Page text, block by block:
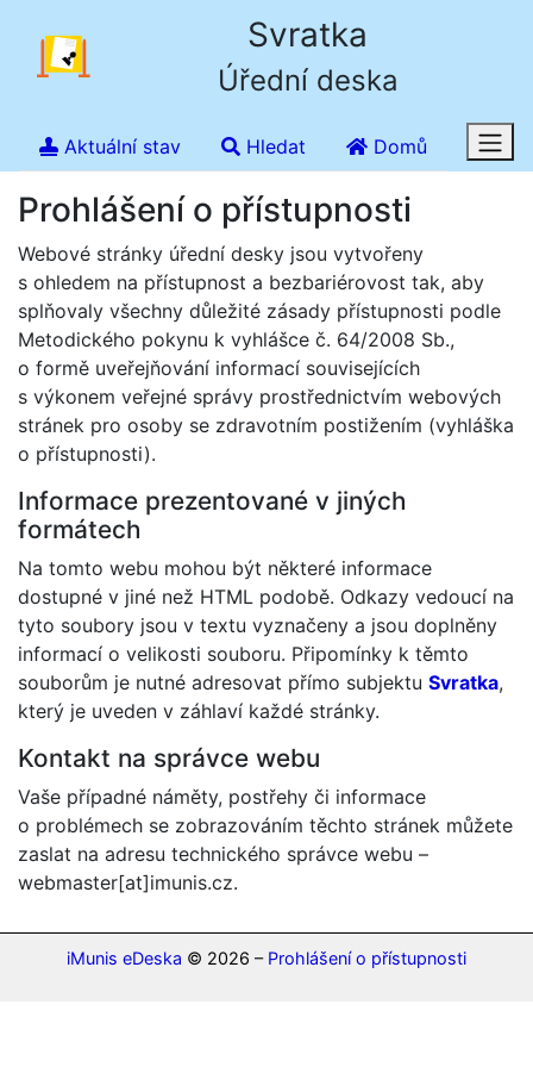
Svratka
Úřední deska
Aktuální stav Hledat Domů
Prohlášení o přístupnosti
Webové stránky úřední desky jsou vytvořeny
s ohledem na přístupnost a bezbariérovost tak, aby
splňovaly všechny důležité zásady přístupnosti podle
Metodického pokynu k vyhlášce č. 64/2008 Sb.,
o formě uveřejňování informací souvisejících
s výkonem veřejné správy prostřednictvím webových
stránek pro osoby se zdravotním postižením (vyhláška
o přístupnosti).
Informace prezentované v jiných
formátech
Na tomto webu mohou být některé informace
dostupné v jiné než HTML podobě. Odkazy vedoucí na
tyto soubory jsou v textu vyznačeny a jsou doplněny
informací o velikosti souboru. Připomínky k těmto
souborům je nutné adresovat přímo subjektu Svratka,
který je uveden v záhlaví každé stránky.
Kontakt na správce webu
Vaše případné náměty, postřehy či informace
o problémech se zobrazováním těchto stránek můžete
zaslat na adresu technického správce webu –
webmaster[at]imunis.cz.
iMunis eDeska © 2026 – Prohlášení o přístupnosti